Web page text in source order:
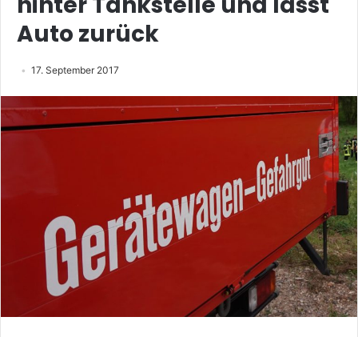
Auto zurück
17. September 2017